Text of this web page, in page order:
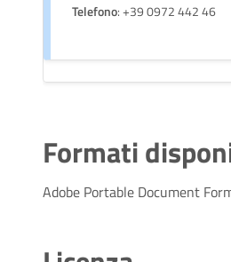
Telefono: +39 0972 442 46
Formati
Adobe Portable Document